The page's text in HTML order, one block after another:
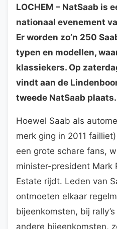
LOCHEM – NatSaab is
nationaal evenement
Er worden zo’n 250
typen en modellen,
klassiekers. Op
vindt aan de
tweede NatSaab plaats.
Hoewel Saab als
merk ging in 2011
een grote schare fans,
minister-president Mark
Estate rijdt. Leden van
ontmoeten elkaar
bijeenkomsten, bij
andere bijeenkomsten,